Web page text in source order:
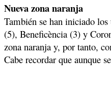
Nueva zona naranja
También se han iniciado
(5), Beneficència (3) y
zona naranja y, por tanto,
Cabe recordar que aunque